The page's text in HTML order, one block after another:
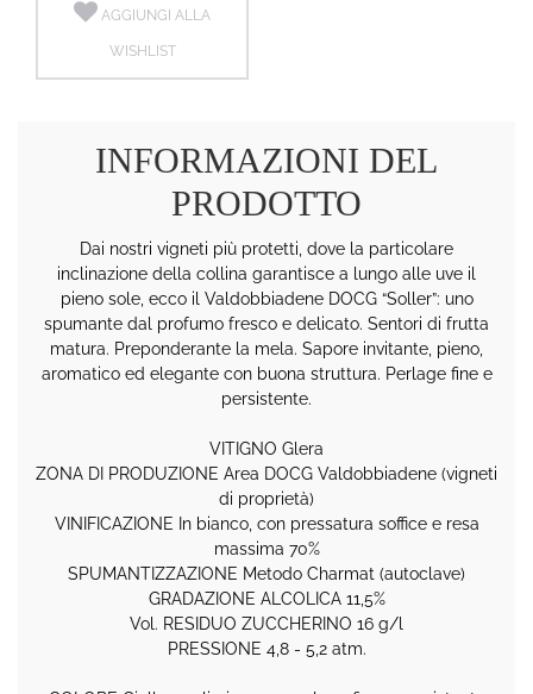
AGGIUNGI ALLA
WISHLIST
INFORMAZIONI DEL
PRODOTTO
Dai nostri vigneti più protetti, dove la particolare
inclinazione della collina garantisce a lungo alle uve il
pieno sole, ecco il Valdobbiadene DOCG “Soller”: uno
spumante dal profumo fresco e delicato. Sentori di frutta
matura. Preponderante la mela. Sapore invitante, pieno,
aromatico ed elegante con buona struttura. Perlage fine e
persistente.
VITIGNO Glera
ZONA DI PRODUZIONE Area DOCG Valdobbiadene (vigneti
di proprietà)
VINIFICAZIONE In bianco, con pressatura soffice e resa
massima 70%
SPUMANTIZZAZIONE Metodo Charmat (autoclave)
GRADAZIONE ALCOLICA 11,5%
Vol. RESIDUO ZUCCHERINO 16 g/l
PRESSIONE 4,8 - 5,2 atm.